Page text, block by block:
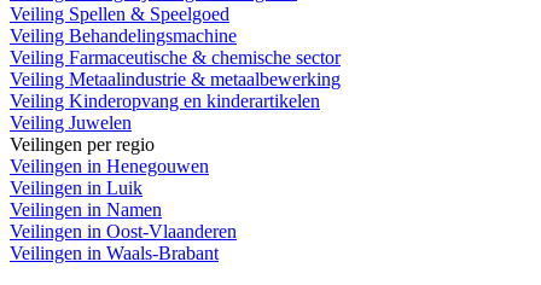
Veiling Spellen & Speelgoed
Veiling Behandelingsmachine
Veiling Farmaceutische & chemische sector
Veiling Metaalindustrie & metaalbewerking
Veiling Kinderopvang en kinderartikelen
Veiling Juwelen
Veilingen per regio
Veilingen in Henegouwen
Veilingen in Luik
Veilingen in Namen
Veilingen in Oost-Vlaanderen
Veilingen in Waals-Brabant